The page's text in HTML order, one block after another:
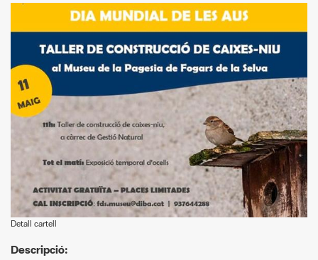
Detall cartell
Descripció:
L'activitat començarà amb una breu xerrada sobre els
conservació de la biodiversitat de les aus. Tot seguit, cada